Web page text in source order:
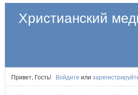
Христианский
Привет, Гость! Войдите или